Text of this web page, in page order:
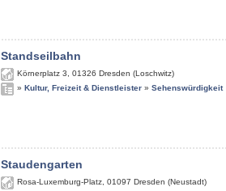
Standseilbahn
Körnerplatz 3 01326 Dresden (Loschwitz)
» Kultur, Freizeit & Dienstleister » Sehenswürdigkeit
Staudengarten
Rosa-Luxemburg-Platz 01097 Dresden (Neustadt)